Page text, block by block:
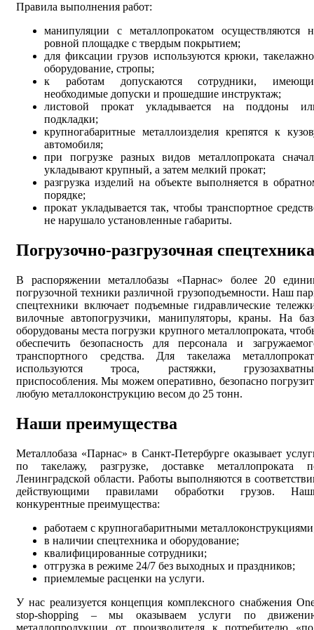
Правила выполнения работ:
манипуляции с металлопрокатом осуществляются
ровной площадке с твердым покрытием;
для фиксации грузов используются крюки,
оборудование, стропы;
к работам допускаются сотрудники,
необходимые допуски и прошедшие инструктаж;
листовой прокат укладывается на поддоны
подкладки;
крупногабаритные металлоизделия крепятся к
автомобиля;
при погрузке разных видов металлопроката
укладывают крупный, а затем мелкий прокат;
разгрузка изделий на объекте выполняется в
порядке;
прокат укладывается так, чтобы транспортное
не нарушало установленные габариты.
Погрузочно-разгрузочная спецтехника
В распоряжении металлобазы «Парнас» более 20
погрузочной техники различной грузоподъемности. Наш
спецтехники включает подъемные гидравлические
вилочные автопогрузчики, манипуляторы, краны. На
оборудованы места погрузки крупного металлопроката,
обеспечить безопасность для персонала и
транспортного средства. Для такелажа
используются троса, растяжки,
приспособления. Мы можем оперативно, безопасно
любую металлоконструкцию весом до 25 тонн.
Наши преимущества
Металлобаза «Парнас» в Санкт-Петербурге оказывает
по такелажу, разгрузке, доставке металлопроката
Ленинградской области. Работы выполняются в
действующими правилами обработки грузов.
конкурентные преимущества:
работаем с крупногабаритными
в наличии спецтехника и оборудование;
квалифицированные сотрудники;
отгрузка в режиме 24/7 без выходных и праздников;
приемлемые расценки на услуги.
У нас реализуется концепция комплексного снабжения
stop-shopping – мы оказываем услуги по
металлопродукции от производителя к потребителю